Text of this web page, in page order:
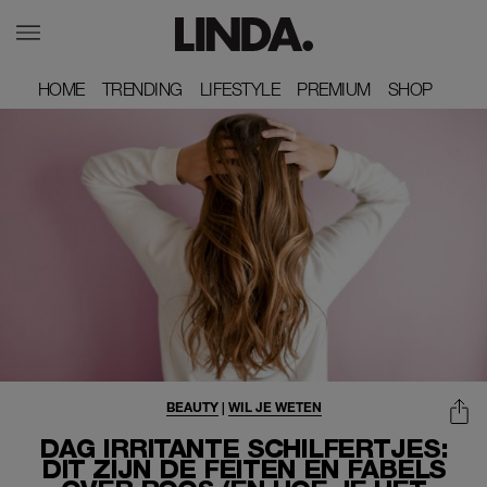
HOME
HOME TRENDING
TRENDING LIFESTYLE
LIFESTYLE PREMIUM
PREMIUM SHOP
SHOP
DAG IRRITANTE SCHILFERTJES:
DIT ZIJN DE FEITEN EN FABELS
BEAUTY| WIL JE WETEN